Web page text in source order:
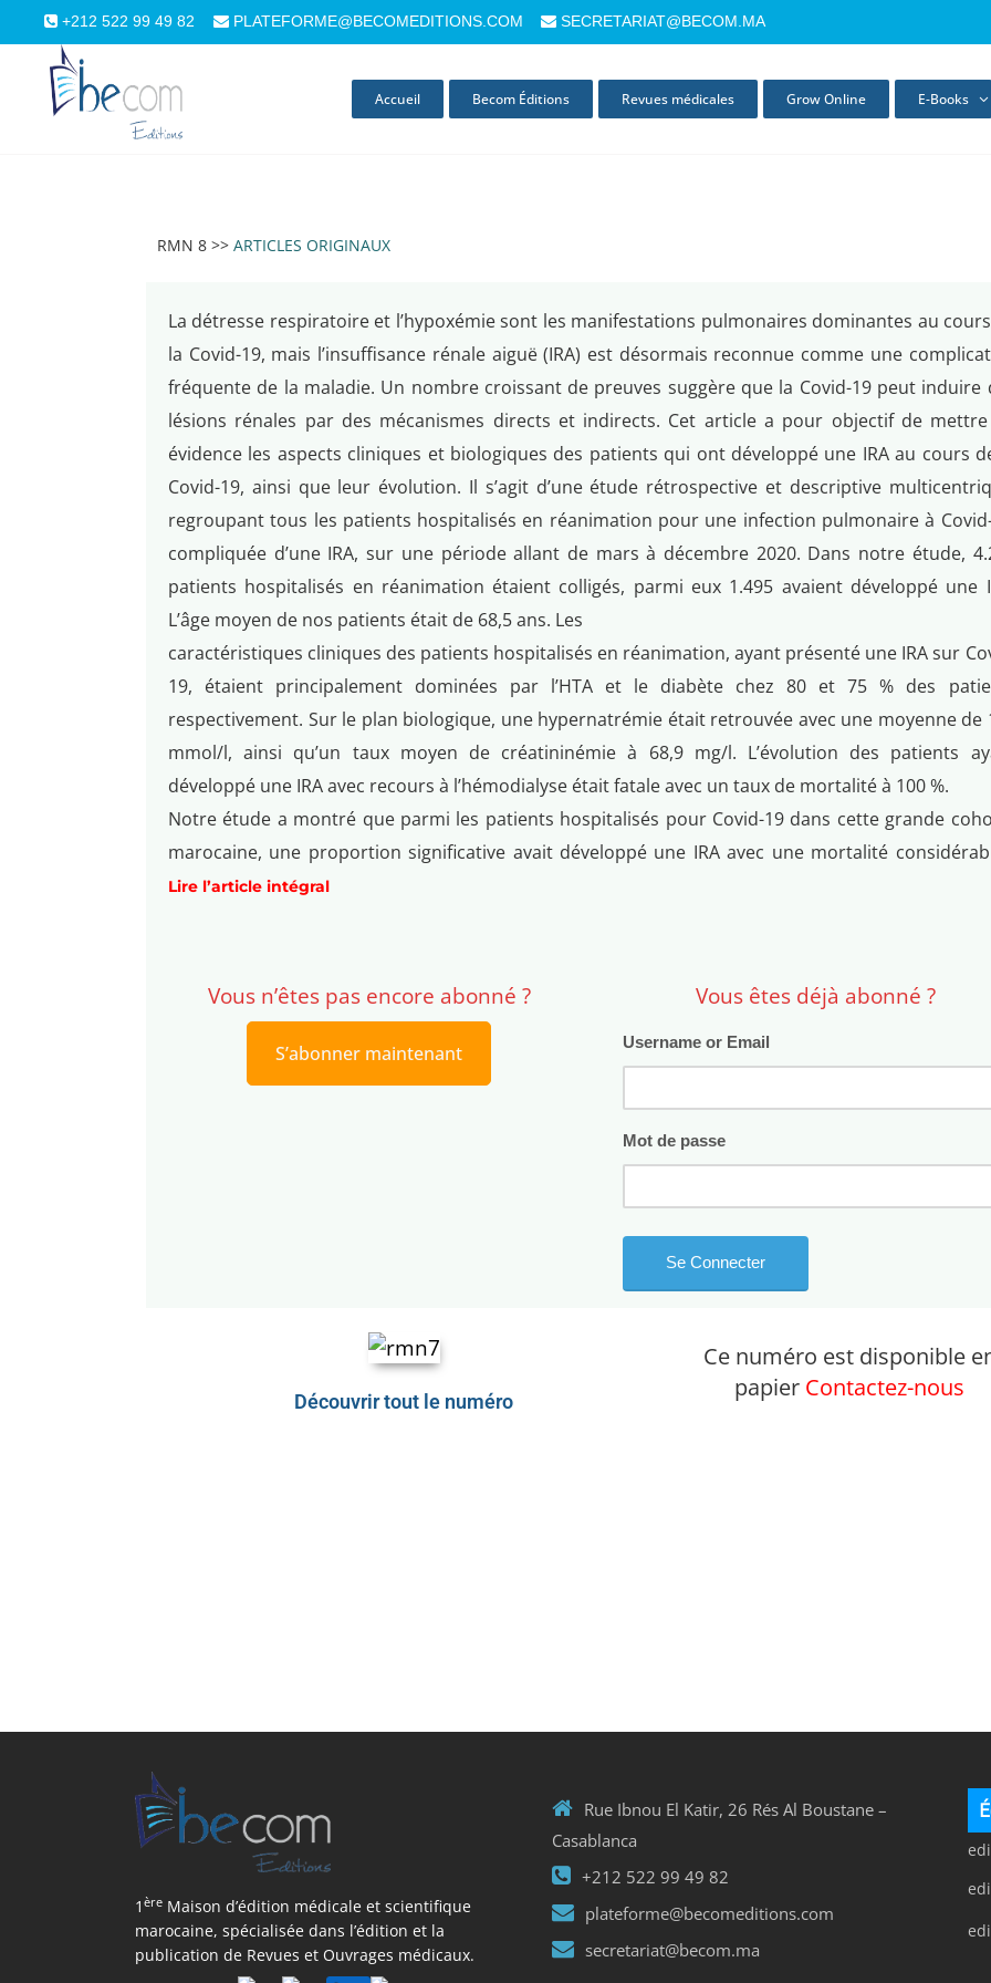
+212 522 99 49 82 PLATEFORME@BECOMEDITIONS.COM SECRETARIAT@BECOM.MA
Accueil Becom Éditions Revues médicales Grow Online E-Books
RMN 8 >> ARTICLES ORIGINAUX
La détresse respiratoire et l’hypoxémie sont les manifestations pulmonaires dominantes au
la Covid-19, mais l’insuffisance rénale aiguë (IRA) est désormais reconnue comme une
fréquente de la maladie. Un nombre croissant de preuves suggère que la Covid-19 peut induire
lésions rénales par des mécanismes directs et indirects. Cet article a pour objectif de
évidence les aspects cliniques et biologiques des patients qui ont développé une IRA au cours
Covid-19, ainsi que leur évolution. Il s’agit d’une étude rétrospective et descriptive
regroupant tous les patients hospitalisés en réanimation pour une infection pulmonaire à
compliquée d’une IRA, sur une période allant de mars à décembre 2020. Dans notre étude,
patients hospitalisés en réanimation étaient colligés, parmi eux 1.495 avaient développé une
L’âge moyen de nos patients était de 68,5 ans. Les
caractéristiques cliniques des patients hospitalisés en réanimation, ayant présenté une IRA sur
19, étaient principalement dominées par l’HTA et le diabète chez 80 et 75 % des
respectivement. Sur le plan biologique, une hypernatrémie était retrouvée avec une moyenne de
mmol/l, ainsi qu’un taux moyen de créatininémie à 68,9 mg/l. L’évolution des patients
développé une IRA avec recours à l’hémodialyse était fatale avec un taux de mortalité à 100 %.
Notre étude a montré que parmi les patients hospitalisés pour Covid-19 dans cette grande
marocaine, une proportion significative avait développé une IRA avec une mortalité
Lire l’article intégral
Vous n’êtes pas encore abonné ?
S’abonner maintenant
Vous êtes déjà abonné ?
Username or Email
Mot de passe
Découvrir tout le numéro
Ce numéro est disponible
papier Contactez-nous
1 ère Maison d’édition médicale et scientifique
marocaine, spécialisée dans l’édition et la
publication de Revues et Ouvrages médicaux.
Rue Ibnou El Katir, 26 Rés Al Boustane –
Casablanca
+212 522 99 49 82
plateforme@becomeditions.com
secretariat@becom.ma